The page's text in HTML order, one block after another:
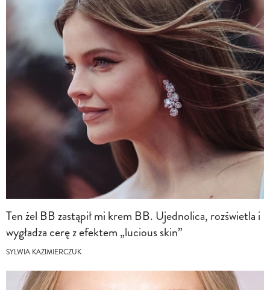
Ten żel BB zastąpił mi krem BB. Ujednolica, rozświetla i
wygładza cerę z efektem „lucious skin”
SYLWIA KAZIMIERCZUK